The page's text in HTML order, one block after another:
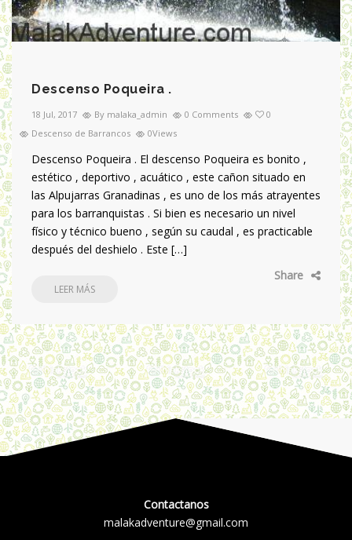
Descenso Poqueira .
18 Jul, 2017 By malaka_admin 0 Comments
0
Descenso de Barrancos
0Views
Descenso Poqueira . El descenso Poqueira es bonito ,
estético , deportivo , acuático , este cañon situado en
las Alpujarras Granadinas , es uno de los más atrayentes
para los barranquistas . Si bien es necesario un nivel
físico y técnico bueno , según su caudal , es practicable
después del deshielo . Este […]
Share
LEER MÁS
Contactanos
malakadventure@gmail.com